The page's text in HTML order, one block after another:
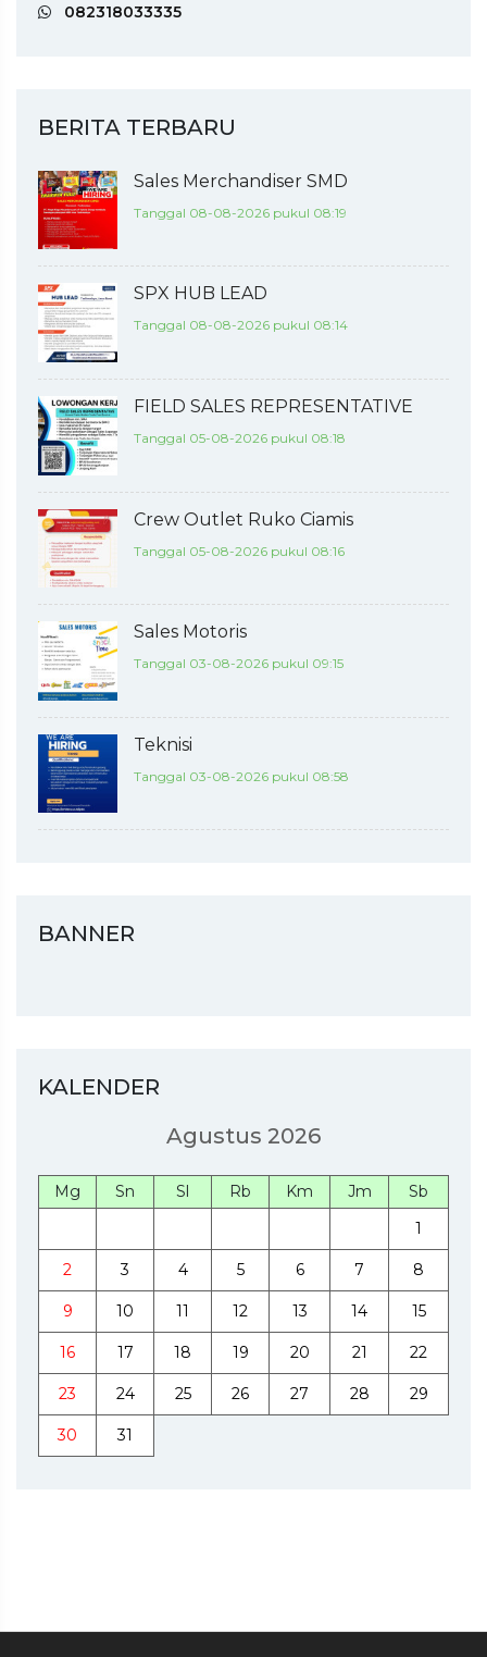
082318033335
BERITA TERBARU
Sales Merchandiser SMD
Tanggal 08-08-2026 pukul 08:19
SPX HUB LEAD
Tanggal 08-08-2026 pukul 08:14
FIELD SALES REPRESENTATIVE
Tanggal 05-08-2026 pukul 08:18
Crew Outlet Ruko Ciamis
Tanggal 05-08-2026 pukul 08:16
Sales Motoris
Tanggal 03-08-2026 pukul 09:15
Teknisi
Tanggal 03-08-2026 pukul 08:58
BANNER
KALENDER
Agustus 2026
Mg Sn Sl Rb Km Jm
Sb
1
2 3 4 5 6 7 8
9 10 11 12 13 14 15
16 17 18 19 20 21 22
23 24 25 26 27 28 29
30 31